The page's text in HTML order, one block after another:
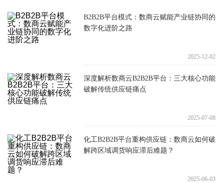
B2B2B平台模式：数商云赋能产业链协同的
数字化进阶之路
2025-12-02
深度解析数商云B2B2B平台：三大核心功能
破解传统供应链痛点
2025-07-08
化工B2B2B平台重构供应链：数商云如何破
解跨区域调货响应滞后难题？
2025-06-03